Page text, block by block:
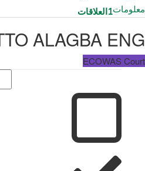
معلومات1العلاقات
ALAGBA ENG
ECOWAS Court